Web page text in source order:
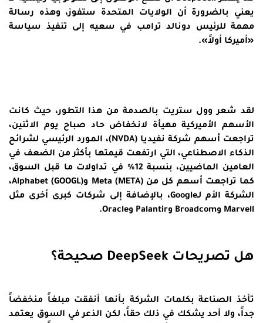
يعني بالضرورة أن الولايات المتحدة ستفوز، وهذه رسالة
مهمة للرئيس دونالد ترامب في سعيه إلى تنفيذ سياسة
«أميركا أولاً».
لقد شعر وول ستريت بالصدمة من هذا التطور، حيث كانت
الأسهم الأميركية مهيأة لانخفاض حاد صباح يوم الاثنين،
تراجعت أسهم شركة نفيديا (NVDA)، المورد الرئيسي لشرائح
الذكاء الاصطناعي، التي ارتفعت قيمتها بأكثر من الضعف في
العامين الماضيين، بنسبة 12% في تداولات ما قبل السوق،
كما تراجعت أسهم كل من Meta (META) وAlphabet (GOOGL)،
الشركة الأم لـGoogle، بالإضافة إلى شركات كبرى أخرى مثل
Marvell وBroadcom وPalantir وOracle.
هل تصريحات DeepSeek صحيحة؟
تأخذ الصناعة بكلمات الشركة بأنها أنفقت مبلغاً منخفضاً
جداً، ولا أحد يشكك في ذلك حقاً، لكن الذعر في السوق يعتمد